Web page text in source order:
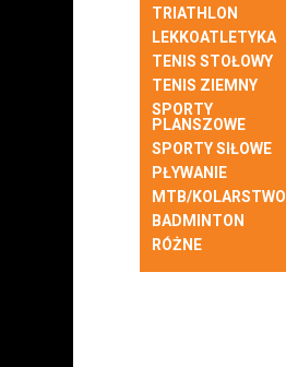
TRIATHLON
LEKKOATLETYKA
TENIS STOŁOWY
TENIS ZIEMNY
SPORTY
PLANSZOWE
SPORTY SIŁOWE
PŁYWANIE
MTB/KOLARSTWO
BADMINTON
RÓŻNE